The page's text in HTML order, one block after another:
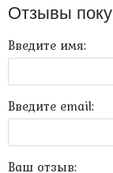
Отзывы
Введите имя:
Введите email:
Ваш отзыв: